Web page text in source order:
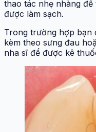
Phương pháp
buốt sau lấy
Nếu sau khi lấy cao
hoặc chảy máu chân
hoàn toàn có thể áp
đơn giản để cải thiện
Súc miệng bằng nước
khuẩn, giảm viêm,
đặc biệt sau khi ăn.